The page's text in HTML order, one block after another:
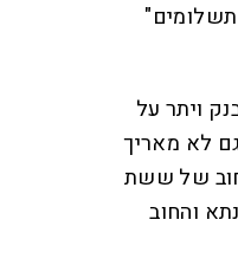
ויתר על
לא מאריך
את החוב של ששת
והחוב